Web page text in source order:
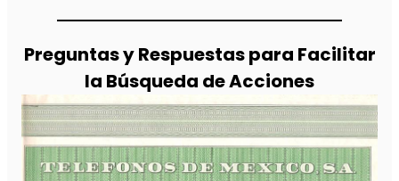
Preguntas y Respuestas para Facilitar
la Búsqueda de Acciones